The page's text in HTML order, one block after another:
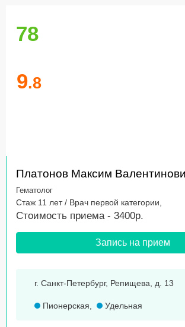
78
9.8
Платонов Максим
Гематолог
Стаж 11 лет / Врач первой категории,
Стоимость приема - 3400р.
Запись на прием
г. Санкт-Петербург, Репищева, д. 13
Пионерская, Удельная